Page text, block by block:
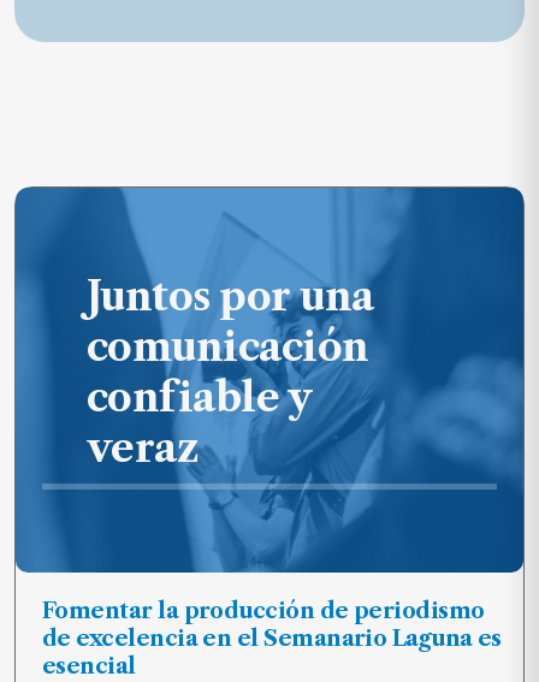
Juntos por una
comunicación
confiable y
veraz
Fomentar la producción de periodismo
de excelencia en el Semanario Laguna es
esencial